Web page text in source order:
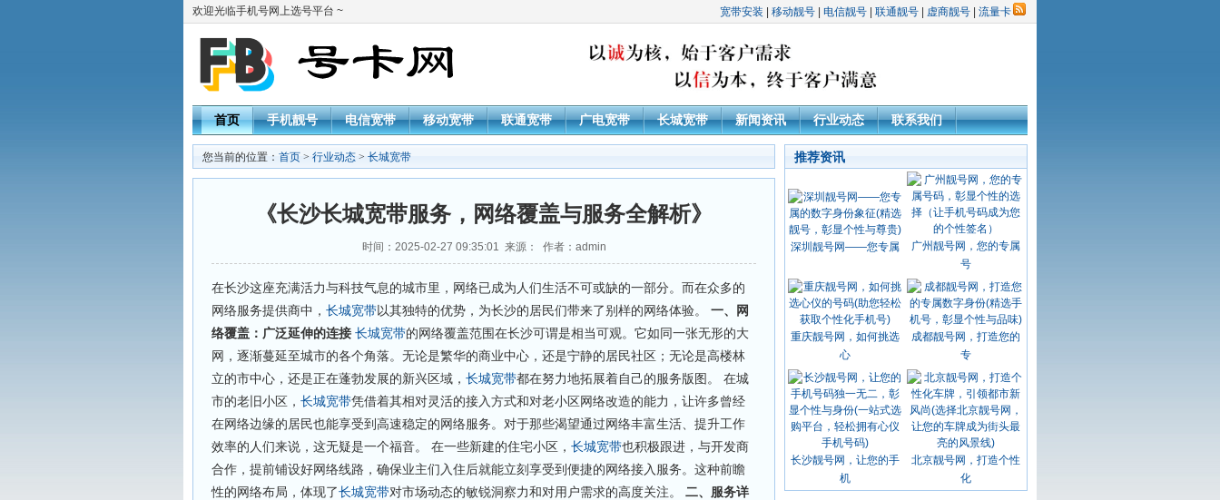
欢迎光临手机号网上选号平台 ~ 宽带安装 移动靓号 电信靓号 联通靓号 虚商靓号 流量卡
首页 手机靓号 电信宽带 移动宽带 联通宽带 广电宽带 长城宽带 新闻资讯 行业动态 联系我们
您当前的位置： 首页 > 行业动态 > 长城宽带
《长沙长城宽带服务，网络覆盖与服务全解析》
时间：2025-02-27 09:35:01 来源： 作者：admin
在长沙这座充满活力与科技气息的城市里，网络已成为人们生活不可或缺的一部分。而在众多的
网络服务提供商中， 长城宽带以其独特的优势，为长沙的居民们带来了别样的网络体验。 一、网
络覆盖：广泛延伸的连接 长城宽带的网络覆盖范围在长沙可谓是相当可观。它如同一张无形的大
网，逐渐蔓延至城市的各个角落。无论是繁华的商业中心，还是宁静的居民社区；无论是高楼林
立的市中心，还是正在蓬勃发展的新兴区域， 长城宽带都在努力地拓展着自己的服务版图。 在城
市的老旧小区， 长城宽带凭借着其相对灵活的接入方式和对老小区网络改造的能力，让许多曾经
在网络边缘的居民也能享受到高速稳定的网络服务。对于那些渴望通过网络丰富生活、提升工作
效率的人们来说，这无疑是一个福音。 在一些新建的住宅小区， 长城宽带也积极跟进，与开发商
合作，提前铺设好网络线路，确保业主们入住后就能立刻享受到便捷的网络接入服务。这种前瞻
性的网络布局，体现了长城宽带对市场动态的敏锐洞察力和对用户需求的高度关注。 二、服务详
推荐资讯
深圳靓号网——您专属
广州靓号网，您的专属
号
重庆靓号网，如何挑选
心
成都靓号网，打造您的
专
长沙靓号网，让您的手
机
北京靓号网，打造个性
化